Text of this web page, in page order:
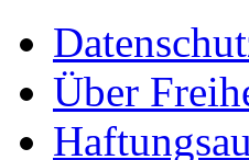
Über